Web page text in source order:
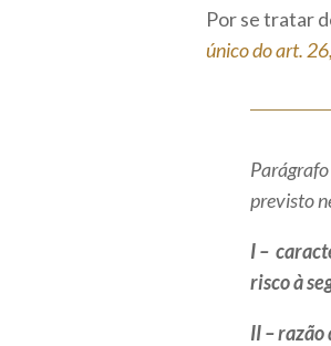
Por se tratar
único do art.
previsto
I –
risco à
II –